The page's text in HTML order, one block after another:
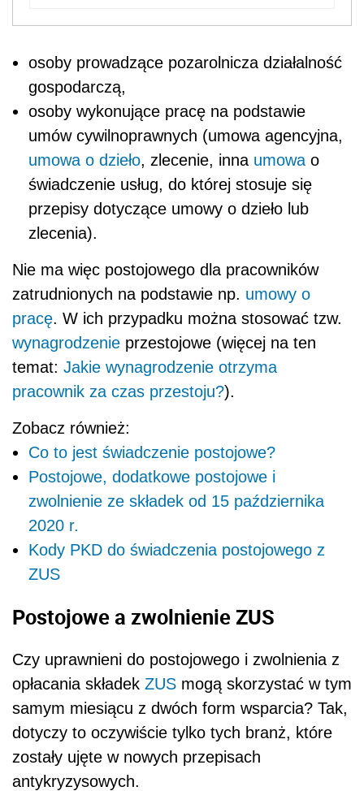
osoby prowadzące pozarolnicza działalność
gospodarczą,
osoby wykonujące pracę na podstawie
umów cywilnoprawnych (umowa agencyjna,
umowa o dzieło, zlecenie, inna umowa o
świadczenie usług, do której stosuje się
przepisy dotyczące umowy o dzieło lub
zlecenia).
Nie ma więc postojowego dla pracowników
zatrudnionych na podstawie np. umowy o
pracę. W ich przypadku można stosować tzw.
wynagrodzenie przestojowe (więcej na ten
temat: Jakie wynagrodzenie otrzyma
pracownik za czas przestoju?).
Zobacz również:
Co to jest świadczenie postojowe?
Postojowe, dodatkowe postojowe i
zwolnienie ze składek od 15 października
2020 r.
Kody PKD do świadczenia postojowego z
ZUS
Postojowe a zwolnienie ZUS
Czy uprawnieni do postojowego i zwolnienia z
opłacania składek ZUS mogą skorzystać w tym
samym miesiącu z dwóch form wsparcia? Tak,
dotyczy to oczywiście tylko tych branż, które
zostały ujęte w nowych przepisach
antykryzysowych.